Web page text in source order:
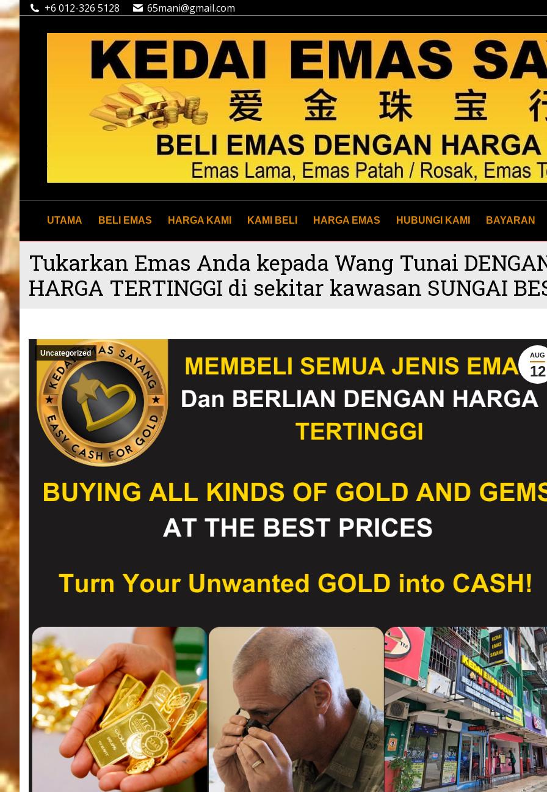
+6 012-326 5128 65mani@gmail.com
UTAMA BELI EMAS HARGA KAMI KAMI BELI HARGA EMAS HUBUNGI KAMI BAYARAN
Tukarkan Emas Anda kepada Wang Tunai
HARGA TERTINGGI di sekitar kawasan SUNGAI
AUG
12
Uncategorized